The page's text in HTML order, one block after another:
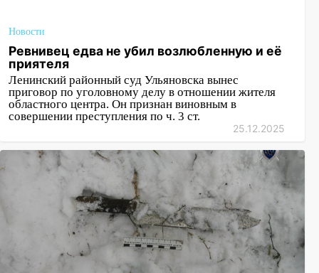
Новости
Ревнивец едва не убил возлюбленную и её
приятеля
Ленинский районный суд Ульяновска вынес
приговор по уголовному делу в отношении жителя
областного центра. Он признан виновным в
совершении преступления по ч. 3 ст.
25.12.2025